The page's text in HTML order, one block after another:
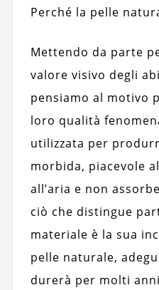
Perché la pelle
Mettendo da parte
valore visivo degli
pensiamo al motivo
loro qualità
utilizzata per
morbida, piacevole
all’aria e non
ciò che distingue
materiale è la sua
pelle naturale,
durerà per molti